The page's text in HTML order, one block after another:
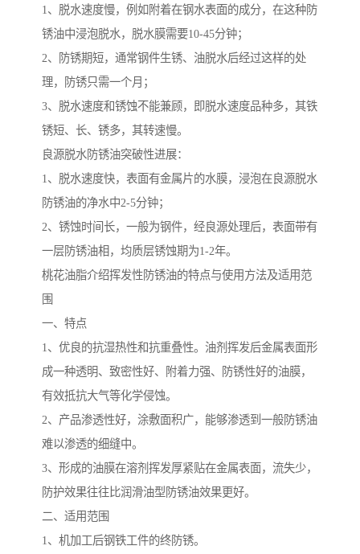
1、脱水速度慢，例如附着在钢水表面的成分，在这种防
锈油中浸泡脱水，脱水膜需要10-45分钟；
2、防锈期短，通常钢件生锈、油脱水后经过这样的处
理，防锈只需一个月；
3、脱水速度和锈蚀不能兼顾，即脱水速度品种多，其铁
锈短、长、锈多，其转速慢。
良源脱水防锈油突破性进展：
1、脱水速度快，表面有金属片的水膜，浸泡在良源脱水
防锈油的净水中2-5分钟；
2、锈蚀时间长，一般为钢件，经良源处理后，表面带有
一层防锈油相，均质层锈蚀期为1-2年。
桃花油脂介绍挥发性防锈油的特点与使用方法及适用范
围
一、特点
1、优良的抗湿热性和抗重叠性。油剂挥发后金属表面形
成一种透明、致密性好、附着力强、防锈性好的油膜，
有效抵抗大气等化学侵蚀。
2、产品渗透性好，涂敷面积广，能够渗透到一般防锈油
难以渗透的细缝中。
3、形成的油膜在溶剂挥发厚紧贴在金属表面，流失少，
防护效果往往比润滑油型防锈油效果更好。
二、适用范围
1、机加工后钢铁工件的终防锈。